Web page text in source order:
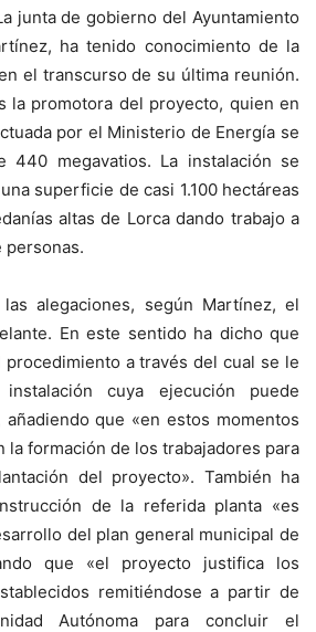
junta de gobierno del Ayuntamiento
ha tenido conocimiento de la
el transcurso de su última reunión.
la promotora del proyecto, quien en
por el Ministerio de Energía se
440 megavatios. La instalación se
superficie de casi 1.100 hectáreas
altas de Lorca dando trabajo a
personas.
alegaciones, según Martínez, el
En este sentido ha dicho que
a través del cual se le
cuya ejecución puede
que «en estos momentos
la formación de los trabajadores para
del proyecto». También ha
de la referida planta «es
del plan general municipal de
que «el proyecto justifica los
remitiéndose a partir de
Autónoma para concluir el